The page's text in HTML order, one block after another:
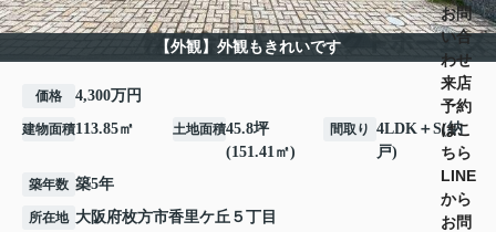
お問
い合
わせ
来店
予約
はこ
ちら
LINE
から
お問
【外観】外観もきれいです
価格 4,300万円
建物面積113.85㎡ 土地面積45.8坪
(151.41㎡)
間取り 4LDK＋S(納
戸)
築年数 築5年
所在地 大阪府枚方市香里ケ丘 ５丁目